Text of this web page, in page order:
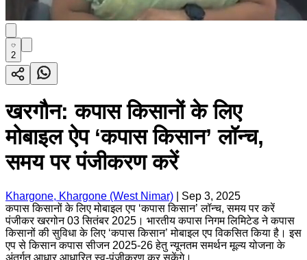
2
खरगौन: कपास किसानों के लिए
मोबाइल ऐप ‘कपास किसान’ लॉन्च,
समय पर पंजीकरण करें
Khargone, Khargone (West Nimar)
Sep 3, 2025
कपास किसानों के लिए मोबाइल एप ‘कपास किसान’ लॉन्च, समय पर करें
पंजीकर खरगोन 03 सितंबर 2025। भारतीय कपास निगम लिमिटेड ने कपास
किसानों की सुविधा के लिए ‘कपास किसान’ मोबाइल एप विकसित किया है। इस
एप से किसान कपास सीजन 2025-26 हेतु न्यूनतम समर्थन मूल्य योजना के
अंतर्गत आधार आधारित स्व-पंजीकरण कर सकेंगे।